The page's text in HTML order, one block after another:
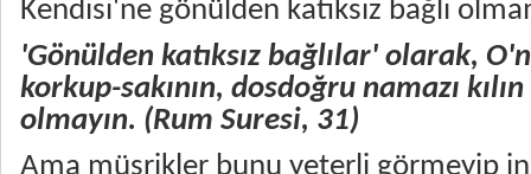
Kendisi'ne gönülden katıksız bağlı
'Gönülden katıksız bağlılar' olarak,
korkup-sakının, dosdoğru namazı
olmayın. (Rum Suresi, 31)
Ama müşrikler bunu yeterli görmeyip